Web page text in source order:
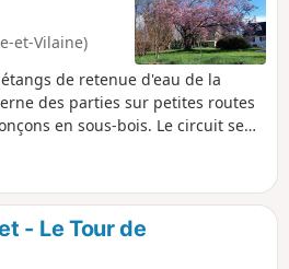
et-Vilaine)
de retenue d'eau de la
des parties sur petites routes
en sous-bois. Le circuit se
particulièrement inintéressant
de l'automne à mars mais peu se
autres mois de l'année.Le circuit
particulière.
- Le Tour de